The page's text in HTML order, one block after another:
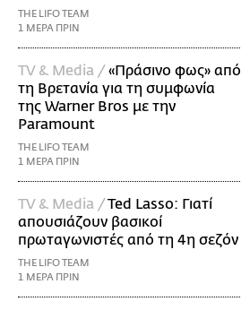
THE LIFO TEAM
1 ΜΕΡΑ ΠΡΙΝ
TV & Media /«Πράσινο φως» από
τη Βρετανία για τη συμφωνία
της Warner Bros με την
Paramount
THE LIFO TEAM
1 ΜΕΡΑ ΠΡΙΝ
TV & Media /Ted Lasso: Γιατί
απουσιάζουν βασικοί
πρωταγωνιστές από τη 4η σεζόν
THE LIFO TEAM
1 ΜΕΡΑ ΠΡΙΝ